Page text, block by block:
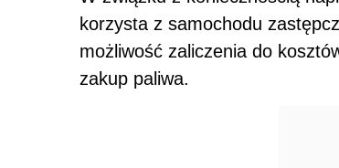
korzysta z samochodu
możliwość zaliczenia do
zakup paliwa.